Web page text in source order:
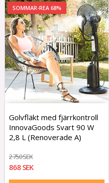
SOMMAR-REA 68%
Golvfläkt med fjärrkontroll
InnovaGoods Svart 90 W
2,8 L (Renoverade A)
2 750 SEK
868 SEK